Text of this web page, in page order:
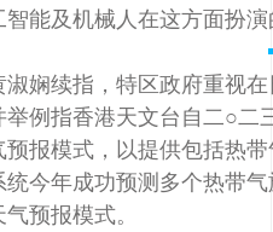
智能及机械人在这方面扮演
淑娴续指，特区政府重视
举例指香港天文台自二○二
预报模式，以提供包括热
统今年成功预测多个热带
预报模式。